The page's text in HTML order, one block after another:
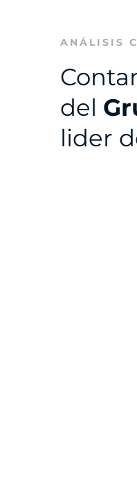
ANÁLISIS
del
lider